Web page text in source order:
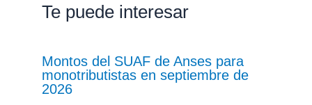
Te puede interesar
Montos del SUAF de Anses para
monotributistas en septiembre de
2026